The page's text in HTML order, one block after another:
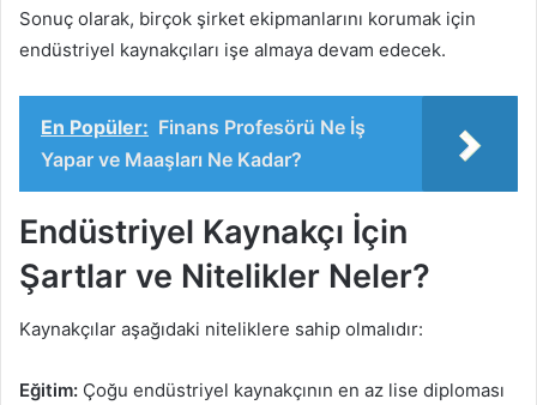
Sonuç olarak, birçok şirket ekipmanlarını korumak için
endüstriyel kaynakçıları işe almaya devam edecek.
En Popüler: Finans Profesörü Ne İş
Yapar ve Maaşları Ne Kadar?
Endüstriyel Kaynakçı İçin
Şartlar ve Nitelikler Neler?
Kaynakçılar aşağıdaki niteliklere sahip olmalıdır:
Eğitim: Çoğu endüstriyel kaynakçının en az lise diploması